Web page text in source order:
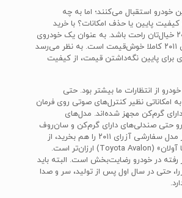
خودرو استقبال می‌کنند؛ اما به چه
پایین یا حذف امکانات؟ با خرید
هیوندای آزرای ۲۰۱۱ خیال‌تان راحت باشد. به عنوان یک خودروی
سدان بزرگ، آزرای ۲۰۱۱ کاملا خوش‌قیمت است. به‌ نظر می‌رسد
برای پایین نگه‌داشتن قیمت، از کیفیت
از انتظارات ما بیشتر بود. حتی
امکاناتی نظیر کنترل‌های صوتی روی فرمان
گرم‌کن مجهز شده‌اند. مدل‌های
حتی صندلی‌های دارای گرم‌کن و سان‌روف
هم دارند. حتی اگر مدل سفارشی آزرای ۲۰۱۱ را هم بخرید، از
مدل پایه‌ی «تویوتا آولان» (Toyota Avalon) ارزان‌تر است.
رفته در خودرو رضایت‌بخش است. البته باید
حتی در سال اول پس از تولید، سر و صدا